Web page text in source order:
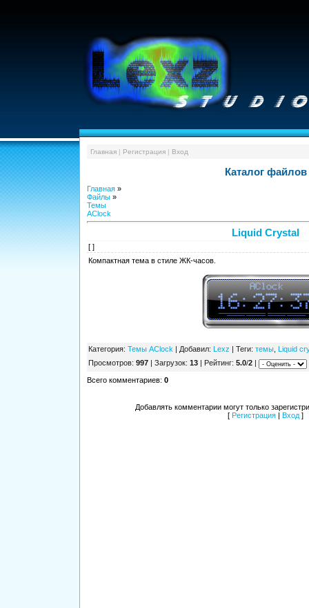
Главная| Регистрация| Вход
Каталог файлов
Главная»
Файлы»
Темы
AClock
Liquid Crystal
[ ]
Компактная тема в стиле ЖК-часов.
Категория: Темы AClock| Добавил: Lexz Теги: темы, Liquid
Просмотров: 997| Загрузок: 13| Рейтинг: 5.0/2|
Всего комментариев: 0
Добавлять комментарии могут только
[ Регистрация Вход]